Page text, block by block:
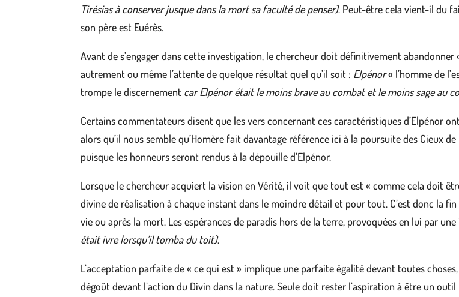
Tirésias à conserver jusque dans la mort sa faculté de penser). Peut-être cela vient-il du
son père est Euérès.
Avant de s’engager dans cette investigation, le chercheur doit définitivement
autrement ou même l’attente de quelque résultat quel qu’il soit : Elpénor« l’homme de
trompe le discernement car Elpénor était le moins brave au combat et le moins sage au
Certains commentateurs disent que les vers concernant ces caractéristiques d’Elpénor
alors qu’il nous semble qu’Homère fait davantage référence ici à la poursuite des Cieux
puisque les honneurs seront rendus à la dépouille d’Elpénor.
Lorsque le chercheur acquiert la vision en Vérité, il voit que tout est « comme cela doit
divine de réalisation à chaque instant dans le moindre détail et pour tout. C’est donc la
vie ou après la mort. Les espérances de paradis hors de la terre, provoquées en lui par
était ivre lorsqu’il tomba du toit).
L’acceptation parfaite de « ce qui est » implique une parfaite égalité devant toutes
dégoût devant l’action du Divin dans la nature. Seule doit rester l’aspiration à être un